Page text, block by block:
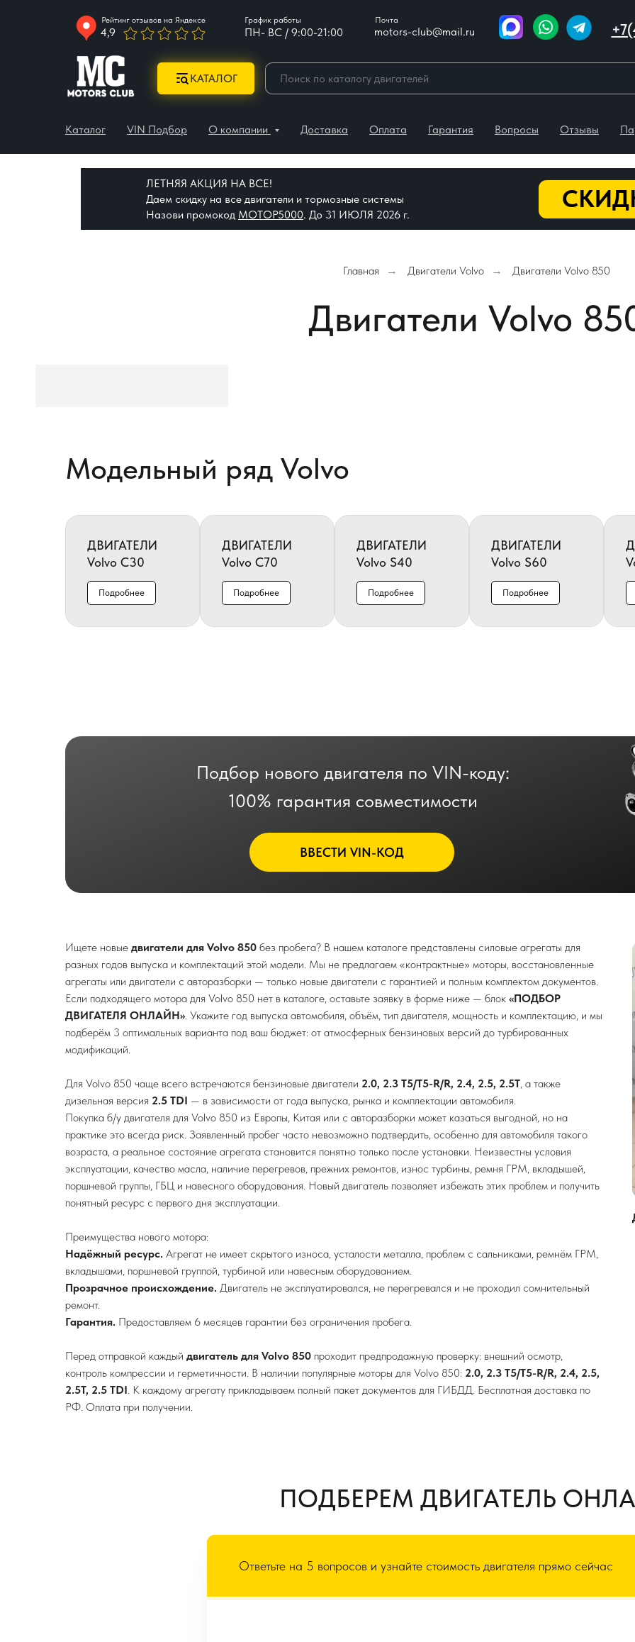
ПН- ВС / 9:00-21:00
Почта
Рейтинг отзывов на Яндексе График работы
motors-club@mail.ru
4,9
КАТАЛОГ
Каталог VIN Подбор О компании Доставка Оплата Гарантия Вопросы Отзывы
ЛЕТНЯЯ АКЦИЯ НА ВСЕ!
Даем скидку на все двигатели и тормозные системы
Назови промокод МОТОР5000. До 31 ИЮЛЯ 2026 г.
Главная → Двигатели Volvo → Двигатели Volvo 850
Двигатели Volvo
Модельный ряд Volvo
ДВИГАТЕЛИ
Volvo C30
Подробнее
ДВИГАТЕЛИ
Volvo C70
Подробнее
ДВИГАТЕЛИ
Volvo S40
Подробнее
ДВИГАТЕЛИ
Volvo S60
Подробнее
ВВЕСТИ VIN-КОД
Подбор нового двигателя по VIN-коду:
100% гарантия совместимости
Ищете новые двигатели для Volvo 850 без пробега? В нашем каталоге представлены силовые агрегаты для
разных годов выпуска и комплектаций этой модели. Мы не предлагаем «контрактные» моторы, восстановленные
агрегаты или двигатели с авторазборки — только новые двигатели с гарантией и полным комплектом документов.
Если подходящего мотора для Volvo 850 нет в каталоге, оставьте заявку в форме ниже — блок «ПОДБОР
ДВИГАТЕЛЯ ОНЛАЙН». Укажите год выпуска автомобиля, объём, тип двигателя, мощность и комплектацию, и мы
подберём 3 оптимальных варианта под ваш бюджет: от атмосферных бензиновых версий до турбированных
модификаций.
Для Volvo 850 чаще всего встречаются бензиновые двигатели 2.0, 2.3 T5/T5-R/R, 2.4, 2.5, 2.5T, а также
дизельная версия 2.5 TDI — в зависимости от года выпуска, рынка и комплектации автомобиля.
Покупка б/у двигателя для Volvo 850 из Европы, Китая или с авторазборки может казаться выгодной, но на
практике это всегда риск. Заявленный пробег часто невозможно подтвердить, особенно для автомобиля такого
возраста, а реальное состояние агрегата становится понятно только после установки. Неизвестны условия
эксплуатации, качество масла, наличие перегревов, прежних ремонтов, износ турбины, ремня ГРМ, вкладышей,
поршневой группы, ГБЦ и навесного оборудования. Новый двигатель позволяет избежать этих проблем и получить
понятный ресурс с первого дня эксплуатации.
Преимущества нового мотора:
Надёжный ресурс. Агрегат не имеет скрытого износа, усталости металла, проблем с сальниками, ремнём ГРМ,
вкладышами, поршневой группой, турбиной или навесным оборудованием.
Прозрачное происхождение. Двигатель не эксплуатировался, не перегревался и не проходил сомнительный
ремонт.
Гарантия. Предоставляем 6 месяцев гарантии без ограничения пробега.
Перед отправкой каждый двигатель для Volvo 850 проходит предпродажную проверку: внешний осмотр,
контроль компрессии и герметичности. В наличии популярные моторы для Volvo 850: 2.0, 2.3 T5/T5-R/R, 2.4, 2.5,
2.5T, 2.5 TDI. К каждому агрегату прикладываем полный пакет документов для ГИБДД. Бесплатная доставка по
РФ. Оплата при получении.
ПОДБЕРЕМ ДВИГАТЕЛЬ
Ответьте на 5 вопросов и узнайте стоимость двигателя прямо сейчас